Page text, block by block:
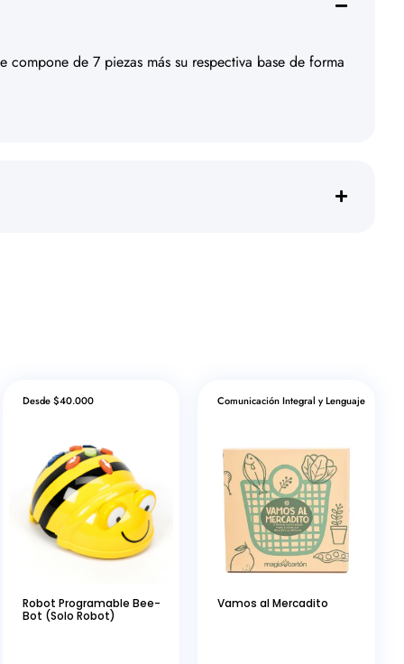
de 7 piezas más su respectiva base de forma
Desde $40.000
Robot Programable Bee-
Bot (Solo Robot)
Comunicación Integral y Lenguaje
Vamos al Mercadito